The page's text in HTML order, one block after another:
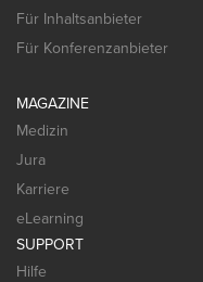
Für Inhaltsanbieter
Für Konferenzanbieter
MAGAZINE
Medizin
Jura
Karriere
eLearning
SUPPORT
Hilfe